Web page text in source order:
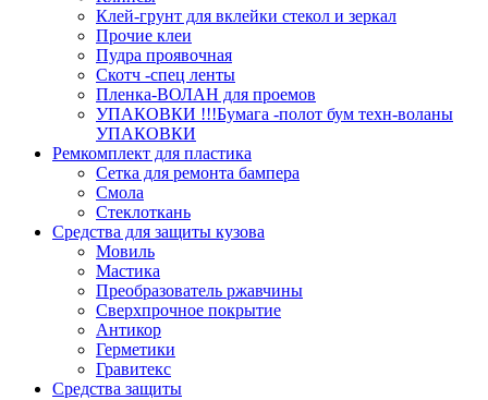
Клей-грунт для вклейки стекол и зеркал
Прочие клеи
Пудра проявочная
Скотч -спец ленты
Пленка-ВОЛАН для проемов
УПАКОВКИ !!!Бумага -полот бум техн-воланы
УПАКОВКИ
Ремкомплект для пластика
Сетка для ремонта бампера
Смола
Стеклоткань
Средства для защиты кузова
Мовиль
Мастика
Преобразователь ржавчины
Сверхпрочное покрытие
Антикор
Герметики
Гравитекс
Средства защиты